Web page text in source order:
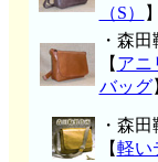
（S）
】
・森
【 アニ
バッグ
・森
【軽い